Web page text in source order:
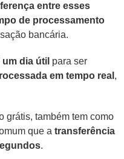
entre esses
de processamento
bancária.
dia útil para ser
em tempo real ,
grátis, também tem como
que a transferência
.